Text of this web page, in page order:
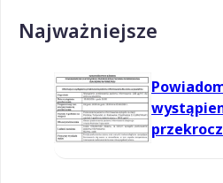
Najważniejsze